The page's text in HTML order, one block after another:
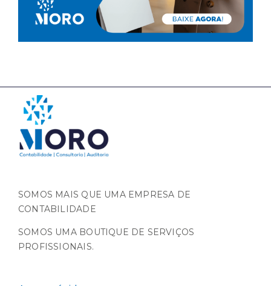
SOMOS MAIS QUE UMA EMPRESA DE
CONTABILIDADE
SOMOS UMA BOUTIQUE DE SERVIÇOS
PROFISSIONAIS.